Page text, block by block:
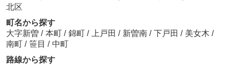
北区
町名から探す
大字新曽 / 本町 / 錦町 / 上戸田 / 新曽南 / 下戸田 / 美女木 /
南町 / 笹目 / 中町
路線から探す